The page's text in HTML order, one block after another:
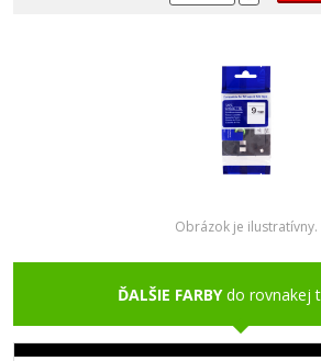
Obrázok je ilustratívny.
ĎALŠIE FARBYdo rovnakej